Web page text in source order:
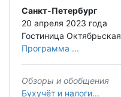
Санкт-Петербург
20 апреля 2023 года
Гостиница Октябрьская
Программа ...
Обзоры и обобщения
Бухучёт и налоги...